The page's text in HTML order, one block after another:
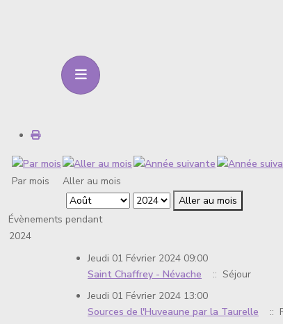
Par mois
Aller au mois
Aller au mois
Évènements pendant
2024
Jeudi 01 Février 2024 09:00
Saint Chaffrey - Névache
:: Séjour
Jeudi 01 Février 2024 13:00
Sources de l'Huveaune par la Taurelle
::